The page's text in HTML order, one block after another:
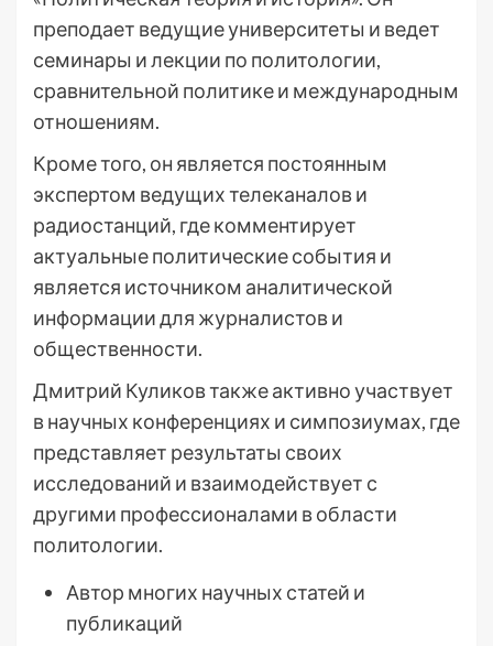
преподает ведущие университеты и ведет
семинары и лекции по политологии,
сравнительной политике и международным
отношениям.
Кроме того, он является постоянным
экспертом ведущих телеканалов и
радиостанций, где комментирует
актуальные политические события и
является источником аналитической
информации для журналистов и
общественности.
Дмитрий Куликов также активно участвует
в научных конференциях и симпозиумах, где
представляет результаты своих
исследований и взаимодействует с
другими профессионалами в области
политологии.
Автор многих научных статей и
публикаций